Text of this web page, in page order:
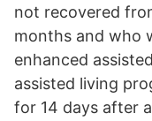
not recovered
months and who
enhanced
assisted living
for 14 days after